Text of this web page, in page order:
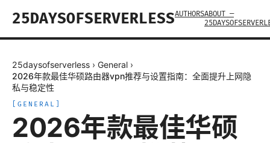
25DAYSOFSERVERLESSAUTHORSABOUT —
25daysofserverless › General ›
2026年款最佳华硕路由器vpn推荐与设置指南：全面提升上网隐
私与稳定性
GENERAL
2026年款最佳华硕